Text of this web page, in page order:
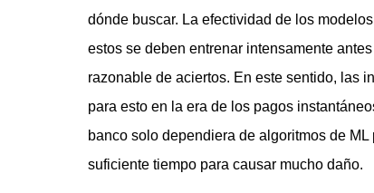
dónde buscar. La efectividad de los
estos se deben entrenar intensamente
razonable de aciertos. En este sentido, las
para esto en la era de los pagos
banco solo dependiera de algoritmos de
suficiente tiempo para causar mucho daño.